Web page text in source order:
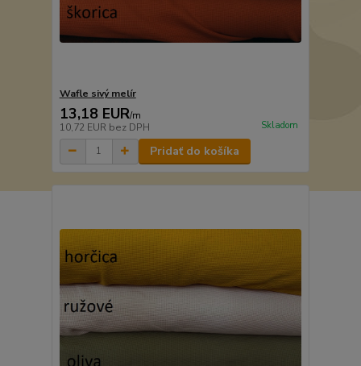
Wafle sivý melír
13,18 EUR/m
10,72 EUR bez DPH Skladom
Pridať do košíka